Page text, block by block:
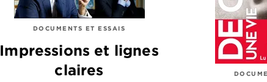
DOCUMENTS ET ESSAIS
Impressions et lignes
claires